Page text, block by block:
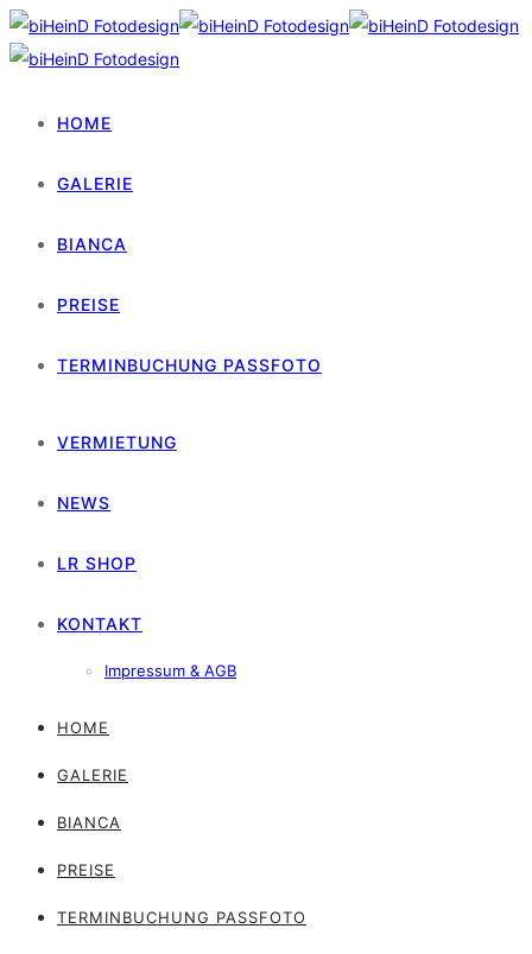
HOME
GALERIE
BIANCA
PREISE
TERMINBUCHUNG PASSFOTO
VERMIETUNG
NEWS
LR SHOP
KONTAKT
Impressum & AGB
HOME
GALERIE
BIANCA
PREISE
TERMINBUCHUNG PASSFOTO